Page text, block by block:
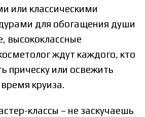
или классическими
для обогащения души
высококлассные
ждут каждого, кто
прическу или освежить
круиза.
классы – не заскучаешь